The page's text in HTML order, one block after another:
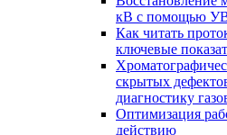
кВ с помощью
Как читать
ключевые
скрытых
диагностику
Оптимизация
действию